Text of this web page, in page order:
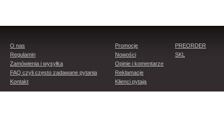
O nas
Regulamin
Zamówienia i wysyłka
FAQ czyli często zadawane pytania
Kontakt
Promocje
Nowości
Opinie i komentarze
Reklamacje
Klienci pytają
PREORDER
SKL